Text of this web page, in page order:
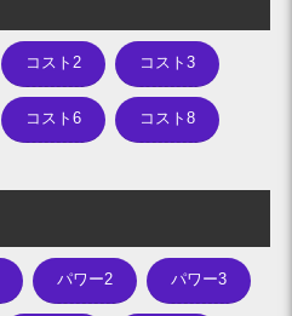
コスト2 コスト3
コスト6 コスト8
パワー2 パワー3